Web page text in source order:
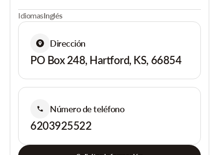
IdiomasInglés
Dirección
PO Box 248, Hartford, KS, 66854
Número de teléfono
6203925522